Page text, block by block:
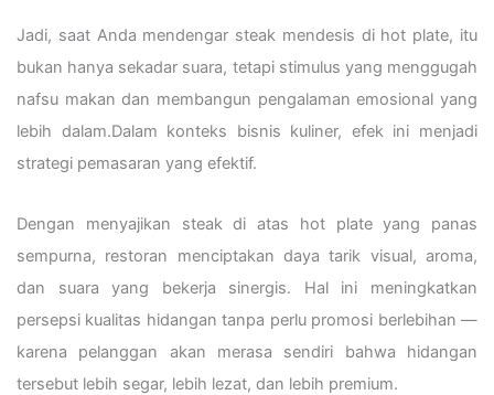
Jadi, saat Anda mendengar steak mendesis di hot plate, itu
bukan hanya sekadar suara, tetapi stimulus yang menggugah
nafsu makan dan membangun pengalaman emosional yang
lebih dalam.Dalam konteks bisnis kuliner, efek ini menjadi
strategi pemasaran yang efektif.
Dengan menyajikan steak di atas hot plate yang panas
sempurna, restoran menciptakan daya tarik visual, aroma,
dan suara yang bekerja sinergis. Hal ini meningkatkan
persepsi kualitas hidangan tanpa perlu promosi berlebihan —
karena pelanggan akan merasa sendiri bahwa hidangan
tersebut lebih segar, lebih lezat, dan lebih premium.